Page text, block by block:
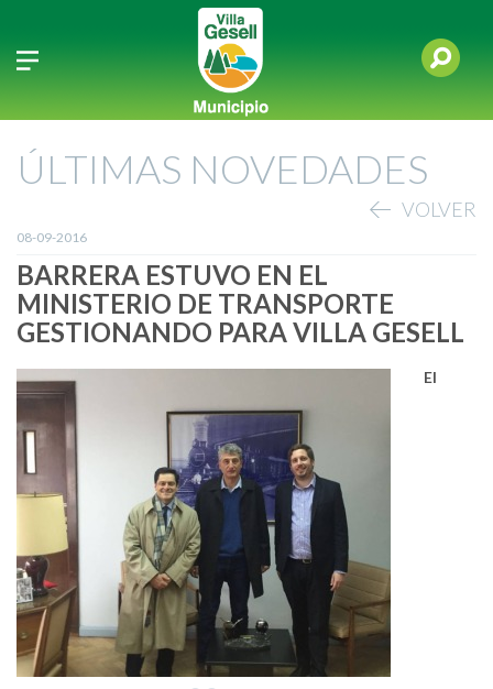
ÚLTIMAS NOVEDADES
VOLVER
08-09-2016
BARRERA ESTUVO EN EL
MINISTERIO DE TRANSPORTE
GESTIONANDO PARA VILLA GESELL
El